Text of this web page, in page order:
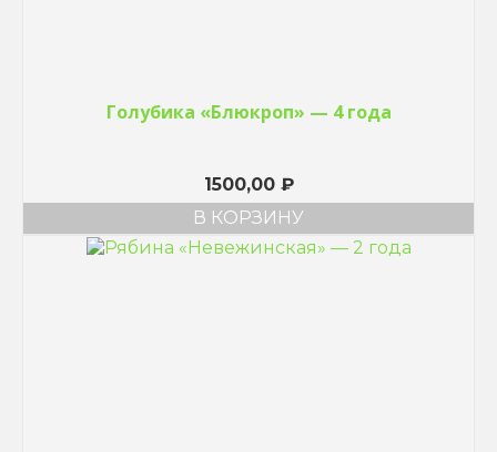
Голубика «Блюкроп» — 4 года
1500,00 ₽
В КОРЗИНУ